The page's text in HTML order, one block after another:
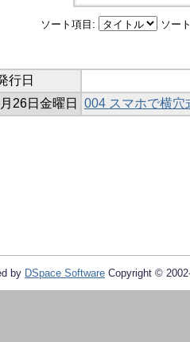
ソート項目: ソー
行日
26日金曜日
004 スマホで横穴
by DSpace Software Copyright ©